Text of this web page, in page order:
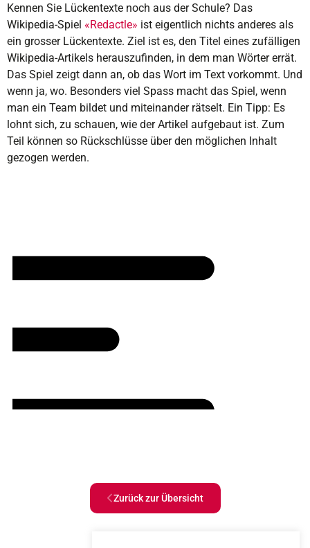
Kennen Sie Lückentexte noch aus der Schule? Das
Wikipedia-Spiel «Redactle» ist eigentlich nichts anderes als
ein grosser Lückentexte. Ziel ist es, den Titel eines zufälligen
Wikipedia-Artikels herauszufinden, in dem man Wörter errät.
Das Spiel zeigt dann an, ob das Wort im Text vorkommt. Und
wenn ja, wo. Besonders viel Spass macht das Spiel, wenn
man ein Team bildet und miteinander rätselt. Ein Tipp: Es
lohnt sich, zu schauen, wie der Artikel aufgebaut ist. Zum
Teil können so Rückschlüsse über den möglichen Inhalt
gezogen werden.
Zurück zur Übersicht